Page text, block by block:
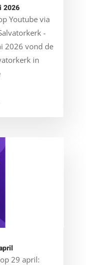
2026
Youtube via
-
2026 vond de
in
29 april: